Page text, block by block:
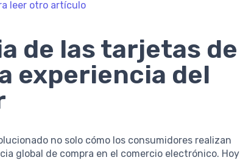
leer otro artículo
de las tarjetas de
experiencia del
no solo cómo los consumidores realizan
global de compra en el comercio electrónico. Hoy